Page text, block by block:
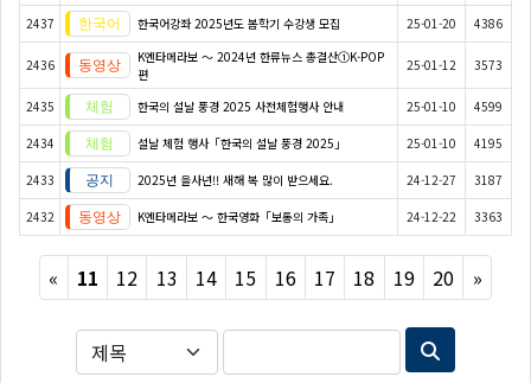
2437 한국어강좌 2025년도 봄학기 수강생 모집 25-01-20 4386
2436
K엔타메라보 ～ 2024년 한류뉴스 총결산①K-POP
편
25-01-12 3573
2435 한국의 설날 풍경 2025 사전체험행사 안내 25-01-10 4599
2434 설날 체험 행사「한국의 설날 풍경 2025」 25-01-10 4195
2433 2025년 을사년!! 새해 복 많이 받으세요. 24-12-27 3187
2432 K엔타메라보 ～ 한국영화「보통의 가족」 24-12-22 3363
« Previous
11 12 13 14 15 16 17 18 19 20 »Next